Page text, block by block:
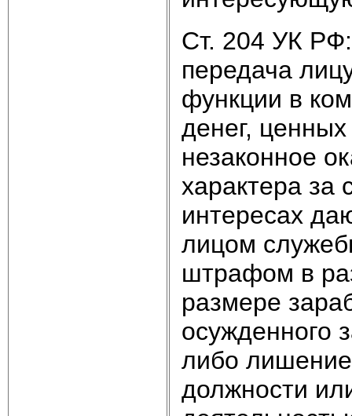
Ст. 204 УК
передача
функции в
денег,
незаконное
характера за
интересах
лицом
штрафом в
размере
осужденного
либо
должности